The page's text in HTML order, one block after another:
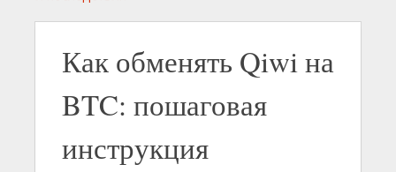
Как обменять Qiwi на
BTC: пошаговая
инструкция